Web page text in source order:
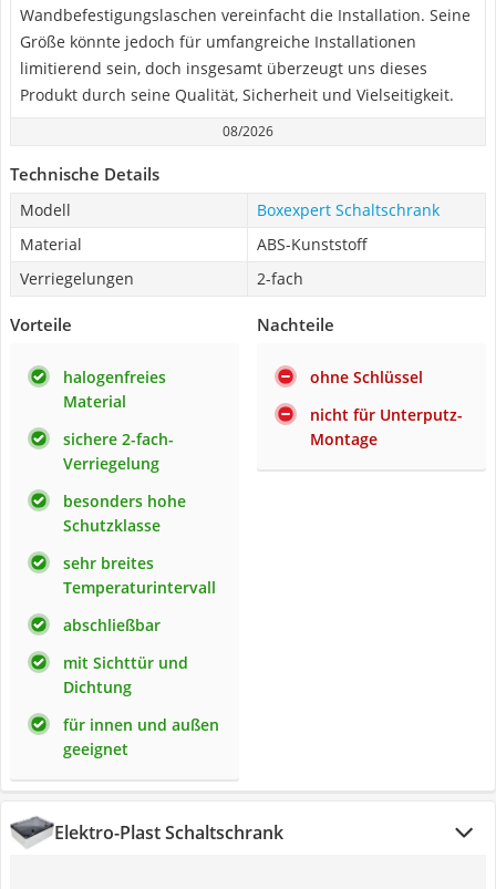
Wandbefestigungslaschen vereinfacht die Installation. Seine
Größe könnte jedoch für umfangreiche Installationen
limitierend sein, doch insgesamt überzeugt uns dieses
Produkt durch seine Qualität, Sicherheit und Vielseitigkeit.
08/2026
Technische Details
Modell
Boxexpert Schaltschrank
Material
ABS-Kunststoff
Verriegelungen
2-fach
Vorteile
halogenfreies
Material
sichere 2-fach-
Verriegelung
besonders hohe
Schutzklasse
sehr breites
Temperaturintervall
abschließbar
mit Sichttür und
Dichtung
für innen und außen
geeignet
Nachteile
ohne Schlüssel
nicht für Unterputz-
Montage
Elektro-Plast Schaltschrank